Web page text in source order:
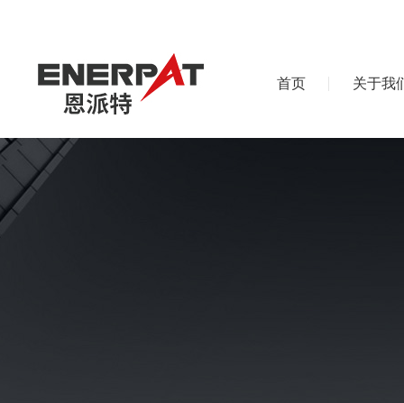
首页 关于我